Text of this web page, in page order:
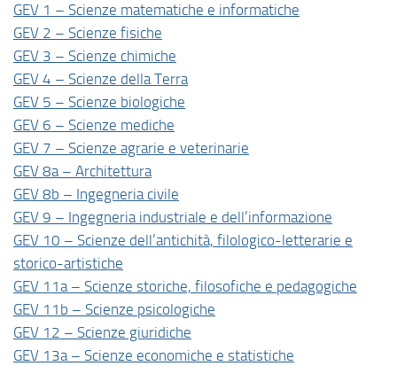
GEV 1 – Scienze matematiche e informatiche
GEV 2 – Scienze fisiche
GEV 3 – Scienze chimiche
GEV 4 – Scienze della Terra
GEV 5 – Scienze biologiche
GEV 6 – Scienze mediche
GEV 7 – Scienze agrarie e veterinarie
GEV 8a – Architettura
GEV 8b – Ingegneria civile
GEV 9 – Ingegneria industriale e dell’informazione
GEV 10 – Scienze dell’antichità, filologico-letterarie e
storico-artistiche
GEV 11a – Scienze storiche, filosofiche e pedagogiche
GEV 11b – Scienze psicologiche
GEV 12 – Scienze giuridiche
GEV 13a – Scienze economiche e statistiche